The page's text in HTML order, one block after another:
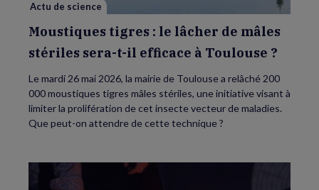
il
efficace
à
Toulouse
?
Actu de science
Moustiques tigres : le lâcher de mâles
stériles sera-t-il efficace à Toulouse ?
Le mardi 26 mai 2026, la mairie de Toulouse a relâché 200
000 moustiques tigres mâles stériles, une initiative visant à
limiter la prolifération de cet insecte vecteur de maladies.
Que peut-on attendre de cette technique ?